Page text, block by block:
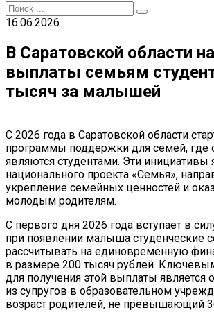
Search
for:
16.06.2026
В Саратовской области
выплаты семьям
тысяч за малышей
С 2026 года в Саратовской области
программы поддержки для семей, где
являются студентами. Эти инициативы
национального проекта «Семья»,
укрепление семейных ценностей и
молодым родителям.
С первого дня 2026 года вступает в
при появлении малыша студенческие
рассчитывать на единовременную
в размере 200 тысяч рублей.
для получения этой выплаты является
из супругов в образовательном
возраст родителей, не превышающий